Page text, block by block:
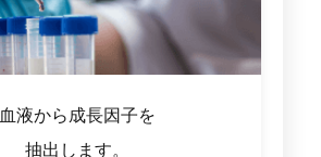
血液から成長因子を
抽出します。